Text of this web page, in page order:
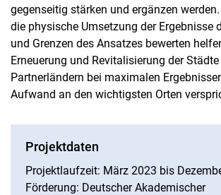
gegenseitig stärken und ergänzen
die physische Umsetzung der Ergebnisse
und Grenzen des Ansatzes bewerten
Erneuerung und Revitalisierung der
Partnerländern bei maximalen
Aufwand an den wichtigsten Orten
Projektdaten
Projektlaufzeit: März 2023 bis
Förderung: Deutscher Akademischer